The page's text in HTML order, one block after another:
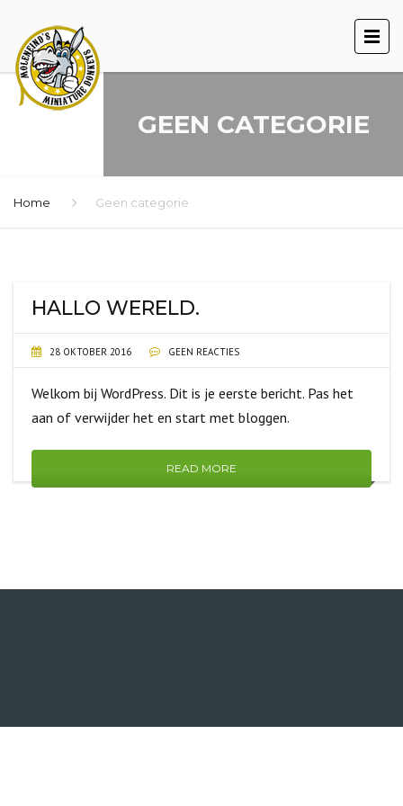
GEEN CATEGORIE
Home Geen categorie
HALLO WERELD.
28 OKTOBER 2016 GEEN REACTIES
Welkom bij WordPress. Dit is je eerste bericht. Pas het
aan of verwijder het en start met bloggen.
READ MORE